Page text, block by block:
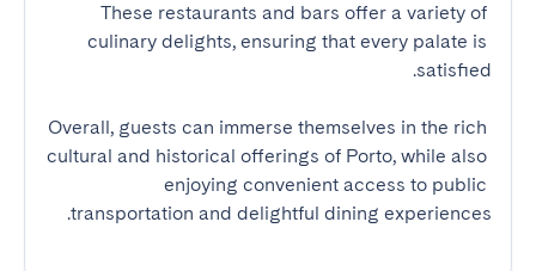
These restaurants and bars offer a variety of
culinary delights, ensuring that every palate is
Overall, guests can immerse themselves in the rich
cultural and historical offerings of Porto, while also
enjoying convenient access to public
transportation and delightful dining experiences.